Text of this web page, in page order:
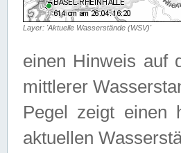
Layer: 'Aktuelle Wasserstände (WSV)'
einen Hinweis auf
mittlerer
Pegel zeigt einen
aktuellen